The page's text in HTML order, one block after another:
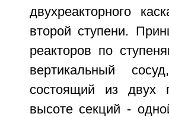
двухреакторного
второй ступени.
реакторов по
вертикальный
состоящий из двух
высоте секций -